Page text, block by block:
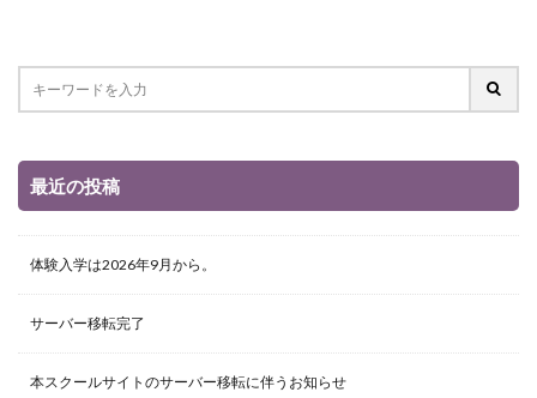
最近の投稿
体験入学は2026年9月から。
サーバー移転完了
本スクールサイトのサーバー移転に伴うお知らせ